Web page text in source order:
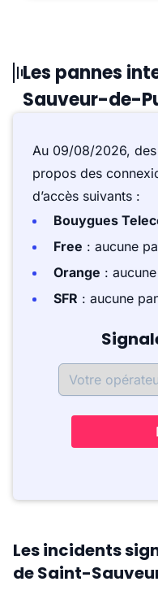
Les pannes
Sauveur-de-
Au 09/08/2026,
propos des
d’accès suivants :
Bouygues
Free : aucune
Orange :
SFR : aucune
Les incidents
de Saint-